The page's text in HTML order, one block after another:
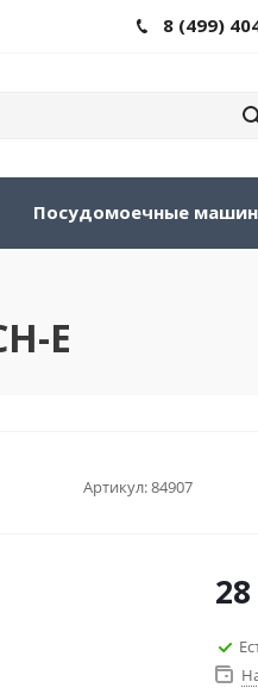
8 (499)
Посудомоечные
E
Артикул:84907